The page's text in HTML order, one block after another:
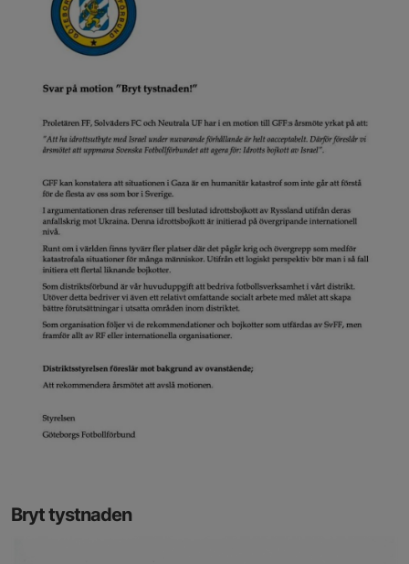
Bryt tystnaden